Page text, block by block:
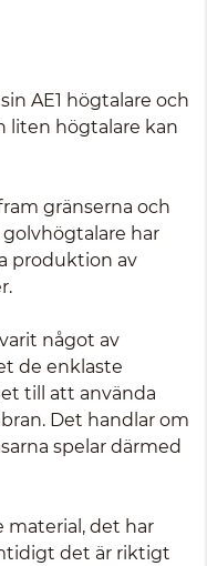
AE1 högtalare och
liten högtalare kan
gränserna och
har
produktion av
något av
de enklaste
till att använda
Det handlar om
spelar därmed
material, det har
det är riktigt